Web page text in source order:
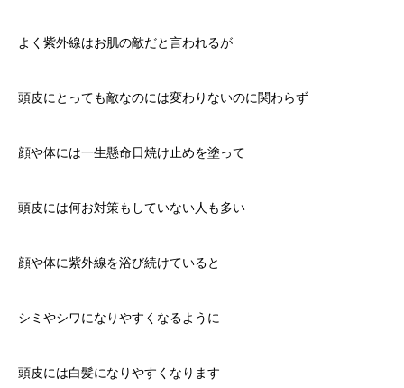
よく紫外線はお肌の敵だと言われるが
頭皮にとっても敵なのには変わりないのに関わらず
顔や体には一生懸命日焼け止めを塗って
頭皮には何お対策もしていない人も多い
顔や体に紫外線を浴び続けていると
シミやシワになりやすくなるように
頭皮には白髪になりやすくなります